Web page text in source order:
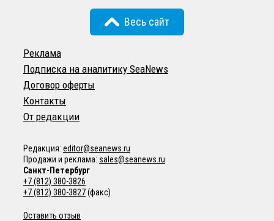
Весь сайт
Реклама
Подписка на аналитику SeaNews
Договор оферты
Контакты
От редакции
Редакция: editor@seanews.ru
Продажи и реклама: sales@seanews.ru
Санкт-Петербург
+7 (812) 380-3826
+7 (812) 380-3827(факс)
Оставить отзыв